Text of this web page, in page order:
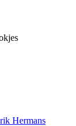
Hermans